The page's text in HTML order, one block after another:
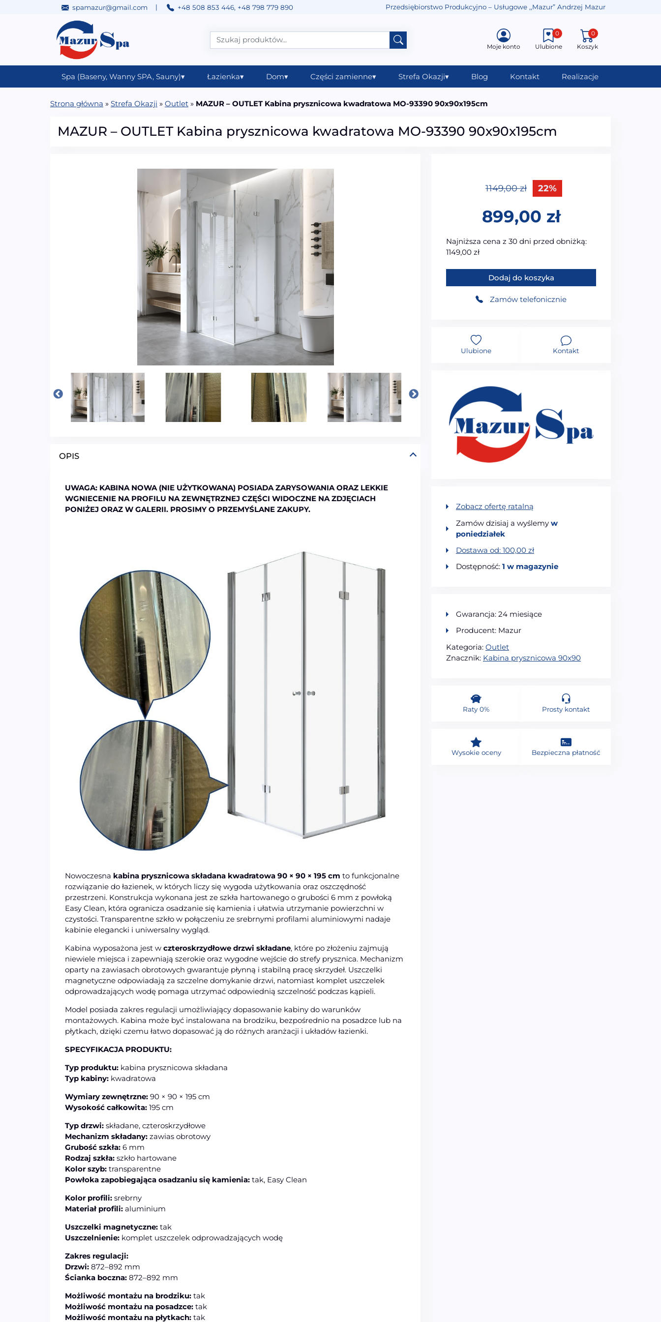
spamazur@gmail.com | +48 508 853 446, +48 798 779 890 Przedsiębiorstwo Produkcyjno – Usługowe ,,Mazur” Andrzej Mazur
Main Navigation Moje konto Ulubione
0
Koszyk
0
Spa (Baseny, Wanny SPA, Sauny)▾ Łazienka▾ Dom▾ Części zamienne▾ Strefa Okazji▾ Blog Kontakt Realizacje
Strona główna » Strefa Okazji » Outlet » MAZUR – OUTLET Kabina prysznicowa kwadratowa MO-93390 90x90x195cm
MAZUR – OUTLET Kabina prysznicowa kwadratowa MO-93390 90x90x195cm
OPIS
UWAGA: KABINA NOWA (NIE UŻYTKOWANA) POSIADA ZARYSOWANIA ORAZ LEKKIE
WGNIECENIE NA PROFILU NA ZEWNĘTRZNEJ CZĘŚCI WIDOCZNE NA ZDJĘCIACH
PONIŻEJ ORAZ W GALERII. PROSIMY O PRZEMYŚLANE ZAKUPY.
Nowoczesna kabina prysznicowa składana kwadratowa 90 × 90 × 195 cm to funkcjonalne
rozwiązanie do łazienek, w których liczy się wygoda użytkowania oraz oszczędność
przestrzeni. Konstrukcja wykonana jest ze szkła hartowanego o grubości 6 mm z powłoką
Easy Clean, która ogranicza osadzanie się kamienia i ułatwia utrzymanie powierzchni w
czystości. Transparentne szkło w połączeniu ze srebrnymi profilami aluminiowymi nadaje
kabinie elegancki i uniwersalny wygląd.
Kabina wyposażona jest w czteroskrzydłowe drzwi składane, które po złożeniu zajmują
niewiele miejsca i zapewniają szerokie oraz wygodne wejście do strefy prysznica. Mechanizm
oparty na zawiasach obrotowych gwarantuje płynną i stabilną pracę skrzydeł. Uszczelki
magnetyczne odpowiadają za szczelne domykanie drzwi, natomiast komplet uszczelek
odprowadzających wodę pomaga utrzymać odpowiednią szczelność podczas kąpieli.
Model posiada zakres regulacji umożliwiający dopasowanie kabiny do warunków
montażowych. Kabina może być instalowana na brodziku, bezpośrednio na posadzce lub na
płytkach, dzięki czemu łatwo dopasować ją do różnych aranżacji i układów łazienki.
SPECYFIKACJA PRODUKTU:
Typ produktu: kabina prysznicowa składana
Typ kabiny: kwadratowa
Wymiary zewnętrzne: 90 × 90 × 195 cm
Wysokość całkowita: 195 cm
Typ drzwi: składane, czteroskrzydłowe
Mechanizm składany: zawias obrotowy
Grubość szkła: 6 mm
Rodzaj szkła: szkło hartowane
Kolor szyb: transparentne
Powłoka zapobiegająca osadzaniu się kamienia: tak, Easy Clean
Kolor profili: srebrny
Materiał profili: aluminium
Uszczelki magnetyczne: tak
Uszczelnienie: komplet uszczelek odprowadzających wodę
Zakres regulacji:
Drzwi: 872–892 mm
Ścianka boczna: 872–892 mm
Możliwość montażu na brodziku: tak
Możliwość montażu na posadzce: tak
Możliwość montażu na płytkach: tak
1149,00zł 22%
899,00 zł
Najniższa cena z 30 dni przed obniżką:
1149,00 zł
ilość MAZUR - OUTLET Kabina prysznicowa kwadratowa
Dodaj do koszyka
Zamów telefonicznie
Ulubione Kontakt
Zobacz ofertę ratalną
Zamów dzisiaj a wyślemy w
poniedziałek
Dostawa od: 100,00 zł
Dostępność: 1 w magazynie
Gwarancja: 24 miesiące
Producent: Mazur
Kategoria: Outlet
Znacznik: Kabina prysznicowa 90x90
Raty 0% Prosty kontakt
Wysokie oceny Bezpieczna płatność